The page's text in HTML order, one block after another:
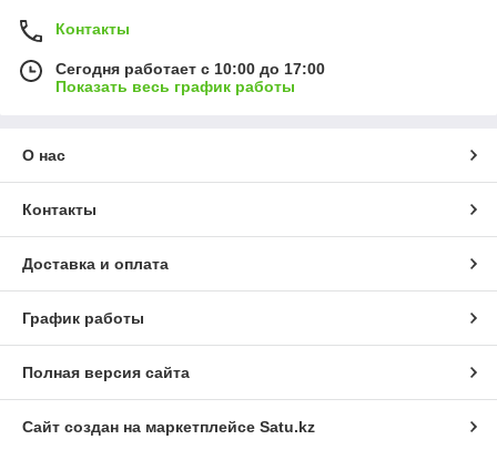
Контакты
Сегодня работает с 10:00 до 17:00
Показать весь график работы
О нас
Контакты
Доставка и оплата
График работы
Полная версия сайта
Сайт создан на маркетплейсе Satu.kz